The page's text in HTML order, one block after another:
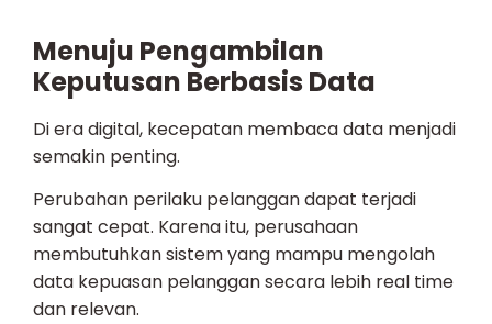
Menuju Pengambilan
Keputusan Berbasis Data
Di era digital, kecepatan membaca data menjadi
semakin penting.
Perubahan perilaku pelanggan dapat terjadi
sangat cepat. Karena itu, perusahaan
membutuhkan sistem yang mampu mengolah
data kepuasan pelanggan secara lebih real time
dan relevan.